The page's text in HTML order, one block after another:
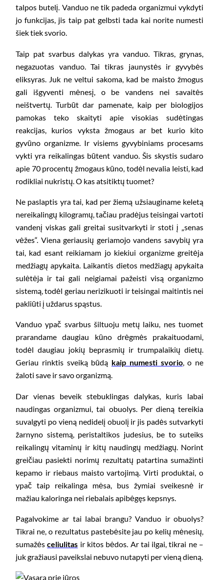
talpos butelį. Vanduo ne tik padeda organizmui vykdyti
jo funkcijas, jis taip pat gelbsti tada kai norite numesti
šiek tiek svorio.
Taip pat svarbus dalykas yra vanduo. Tikras, grynas,
negazuotas vanduo. Tai tikras jaunystės ir gyvybės
eliksyras. Juk ne veltui sakoma, kad be maisto žmogus
gali išgyventi mėnesį, o be vandens nei savaitės
neištvertų. Turbūt dar pamenate, kaip per biologijos
pamokas teko skaityti apie visokias sudėtingas
reakcijas, kurios vyksta žmogaus ar bet kurio kito
gyvūno organizme. Ir visiems gyvybiniams procesams
vykti yra reikalingas būtent vanduo. Šis skystis sudaro
apie 70 procentų žmogaus kūno, todėl nevalia leisti, kad
rodikliai nukristų. O kas atsitiktų tuomet?
Ne paslaptis yra tai, kad per žiemą užsiauginame keletą
nereikalingų kilogramų, tačiau pradėjus teisingai vartoti
vandenį viskas gali greitai susitvarkyti ir stoti į „senas
vėžes“. Viena geriausių geriamojo vandens savybių yra
tai, kad esant reikiamam jo kiekiui organizme greitėja
medžiagų apykaita. Laikantis dietos medžiagų apykaita
sulėtėja ir tai gali neigiamai pažeisti visą organizmo
sistemą, todėl geriau nerizikuoti ir teisingai maitintis nei
pakliūti į uždarus spąstus.
Vanduo ypač svarbus šiltuoju metų laiku, nes tuomet
prarandame daugiau kūno drėgmės prakaituodami,
todėl daugiau jokių beprasmių ir trumpalaikių dietų.
Geriau rinktis sveiką būdą kaip numesti svorio, o ne
žaloti save ir savo organizmą.
Dar vienas beveik stebuklingas dalykas, kuris labai
naudingas organizmui, tai obuolys. Per dieną tereikia
suvalgyti po vieną nedidelį obuolį ir jis padės sutvarkyti
žarnyno sistemą, peristaltikos judesius, be to suteiks
reikalingų vitaminų ir kitų naudingų medžiagų. Norint
greičiau pasiekti norimų rezultatų patartina sumažinti
kepamo ir riebaus maisto vartojimą. Virti produktai, o
ypač taip reikalinga mėsa, bus žymiai sveikesnė ir
mažiau kaloringa nei riebalais apibėgęs kepsnys.
Pagalvokime ar tai labai brangu? Vanduo ir obuolys?
Tikrai ne, o rezultatus pastebėsite jau po kelių mėnesių,
sumažėsceliulitas ir kitos bėdos. Ar tai ilgai, tikrai ne –
juk gražiausi paveikslai nebuvo nutapyti per vieną dieną.